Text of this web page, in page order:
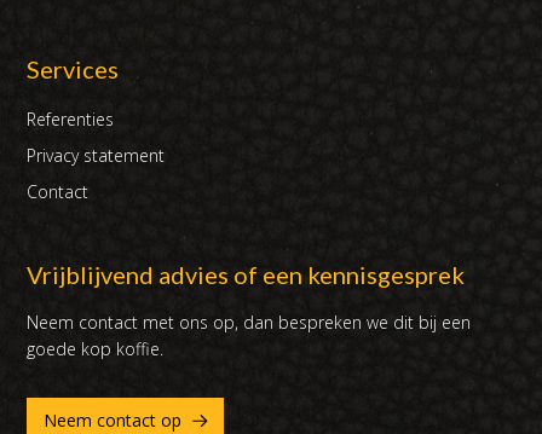
Services
Referenties
Privacy statement
Contact
Vrijblijvend advies of een kennisgesprek
Neem contact met ons op, dan bespreken we dit bij een
goede kop koffie.
Neem contact op